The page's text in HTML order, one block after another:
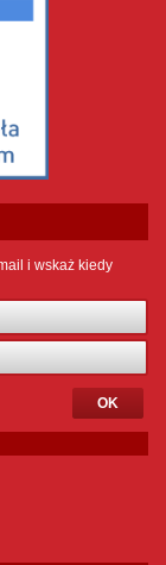
i wskaż kiedy